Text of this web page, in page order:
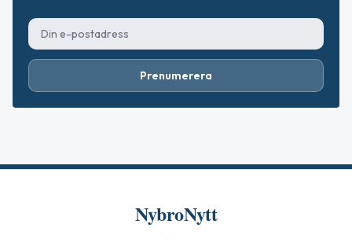
Prenumerera
NybroNytt